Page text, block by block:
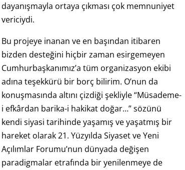
dayanışmayla ortaya çıkması çok memnuniyet
vericiydi.
Bu projeye inanan ve en başından itibaren
bizden desteğini hiçbir zaman esirgemeyen
Cumhurbaşkanımız’a tüm organizasyon ekibi
adına teşekkürü bir borç bilirim. O’nun da
konuşmasında altını çizdiği şekliyle “Müsademe-
i efkârdan barika-i hakikat doğar…” sözünü
kendi siyasi tarihinde yaşamış ve yaşatmış bir
hareket olarak 21. Yüzyılda Siyaset ve Yeni
Açılımlar Forumu’nun dünyada değişen
paradigmalar etrafında bir yenilenmeye de